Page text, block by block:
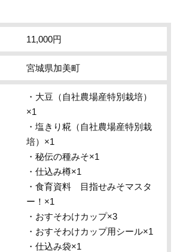
11,000円
宮城県加美町
・大豆（自社農場産特別栽培）
×1
・塩きり糀（自社農場産特別栽
培）×1
・秘伝の種みそ×1
・仕込み樽×1
・食育資料 目指せみそマスタ
ー！×1
・おすそわけカップ×3
・おすそわけカップ用シール×1
・仕込み袋×1